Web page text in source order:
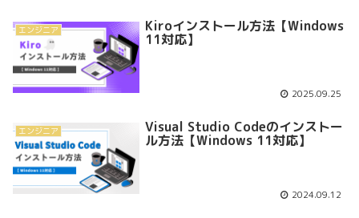
エンジニア Kiroインストール方法【Windows
11対応】
2025.09.25
エンジニア Visual Studio Codeのインストー
ル方法【Windows 11対応】
2024.09.12